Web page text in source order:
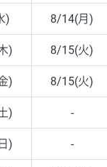
) 8/14(月)
) 8/15(火)
) 8/15(火)
) -
) -